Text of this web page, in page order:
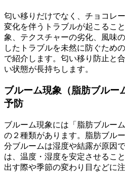
匂い移りだけでなく、チョコレ
変化を伴うトラブルが起こるこ
象、テクスチャーの劣化、風味
したトラブルを未然に防ぐため
で紹介します。匂い移り防止と
い状態が長持ちします。
ブルーム現象（脂肪ブルー
予防
ブルーム現象には「脂肪ブルー
の２種類があります。脂肪ブル
分ブルームは湿度や結露が原因
は、温度・湿度を安定させるこ
出す際や季節の変わり目などに